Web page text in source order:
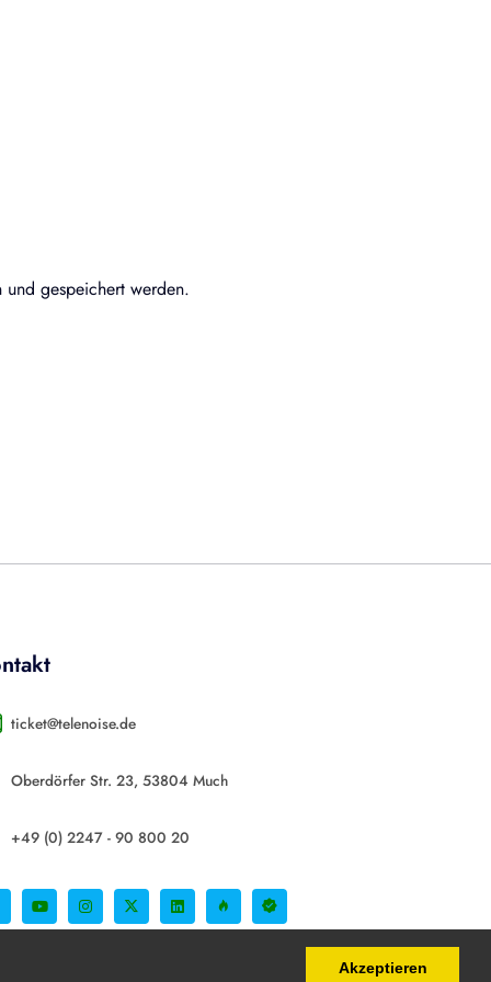
Akzeptieren
gespeichert werden.
ticket@telenoise.de
Oberdörfer Str. 23, 53804 Much
+49 (0) 2247 - 90 800 20